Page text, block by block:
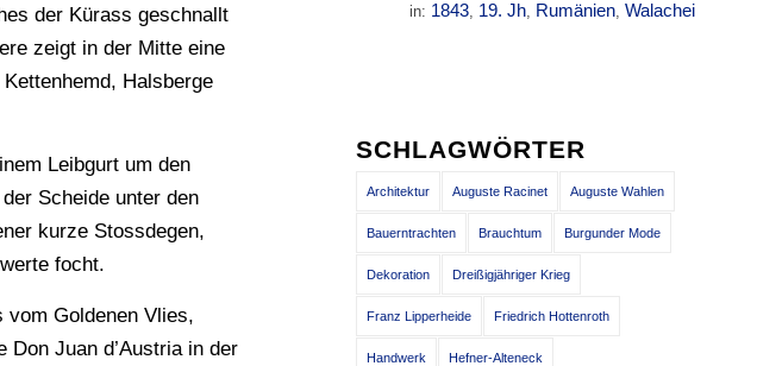
der Kürass geschnallt
zeigt in der Mitte eine
Halsberge
Leibgurt um den
Scheide unter den
kurze Stossdegen,
focht.
Goldenen Vlies,
Don Juan d’Austria in der
in: 1843, 19. Jh, Rumänien,Walachei
SCHLAGWÖRTER
Architektur Auguste Racinet Auguste Wahlen
Bauerntrachten Brauchtum Burgunder Mode
Dekoration Dreißigjähriger Krieg
Franz Lipperheide Friedrich Hottenroth
Handwerk Hefner-Alteneck